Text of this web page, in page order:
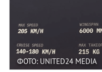
ФОТО: UNITED24 MEDIA